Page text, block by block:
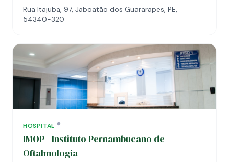
Rua Itajuba, 97, Jaboatão dos Guararapes, PE,
54340-320
HOSPITAL
IMOP - Instituto Pernambucano de
Oftalmologia